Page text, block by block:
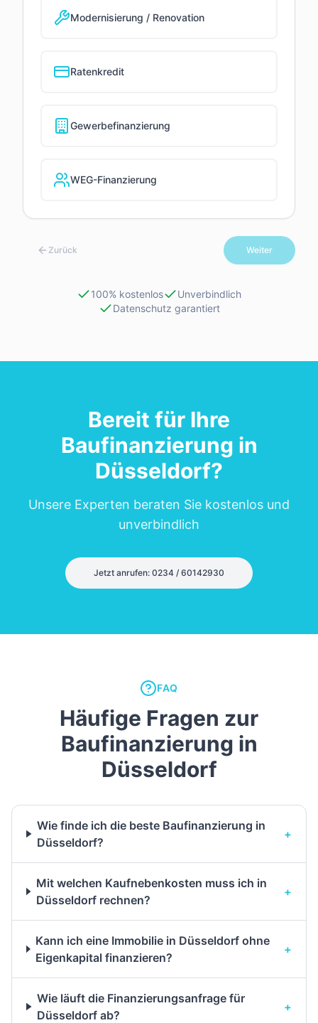
Modernisierung / Renovation
Ratenkredit
Gewerbefinanzierung
WEG-Finanzierung
Zurück Weiter
100% kostenlos
Unverbindlich
Datenschutz garantiert
Bereit für Ihre
Baufinanzierung in
Düsseldorf?
Unsere Experten beraten Sie kostenlos und
unverbindlich
Jetzt anrufen: 0234 / 60142930
FAQ
Häufige Fragen zur
Baufinanzierung in
Düsseldorf
Wie finde ich die beste Baufinanzierung in
Düsseldorf?
+
Mit welchen Kaufnebenkosten muss ich in
Düsseldorf rechnen?
+
Kann ich eine Immobilie in Düsseldorf ohne
Eigenkapital finanzieren?
+
Wie läuft die Finanzierungsanfrage für
Düsseldorf ab?
+